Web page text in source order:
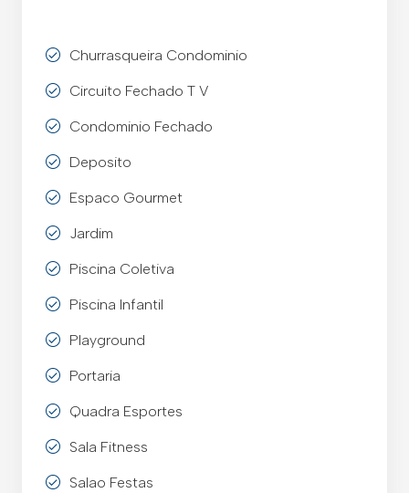
Churrasqueira Condominio
Circuito Fechado T V
Condominio Fechado
Deposito
Espaco Gourmet
Jardim
Piscina Coletiva
Piscina Infantil
Playground
Portaria
Quadra Esportes
Sala Fitness
Salao Festas